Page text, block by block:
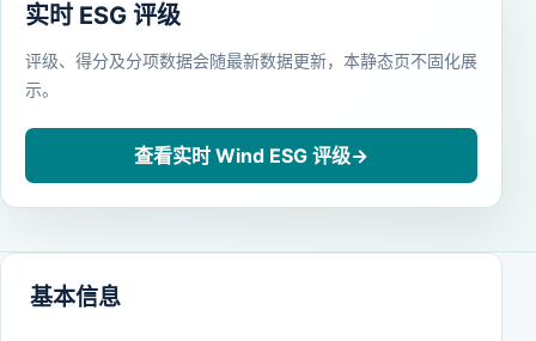
实时 ESG 评级
评级、得分及分项数据会随最新数据更新，本静态页不固化展
示。
查看实时 Wind ESG 评级→
基本信息